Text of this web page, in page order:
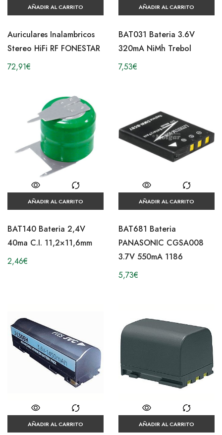
AÑADIR AL CARRITO
Auriculares Inalambricos
Stereo HiFi RF FONESTAR
72,91€
AÑADIR AL CARRITO
BAT031 Bateria 3.6V
320mA NiMh Trebol
7,53€
AÑADIR AL CARRITO
BAT140 Bateria 2,4V
40ma C.I. 11,2×11,6mm
2,46€
AÑADIR AL CARRITO
BAT681 Bateria
PANASONIC CGSA008
3.7V 550mA 1186
5,73€
AÑADIR AL CARRITO AÑADIR AL CARRITO